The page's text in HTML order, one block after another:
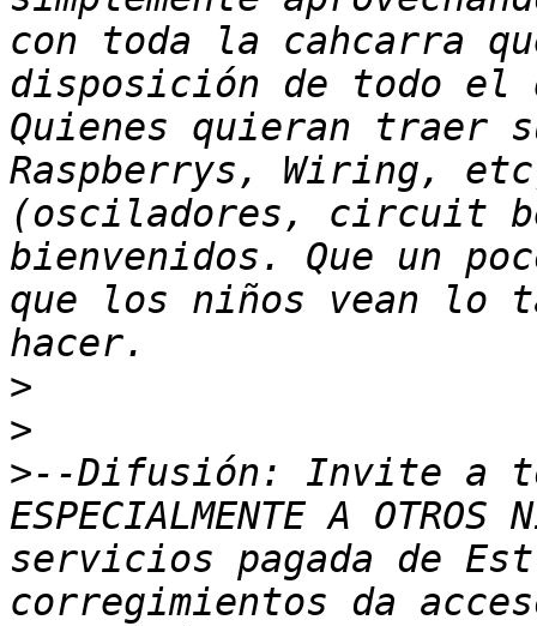
con toda la cahcarra
disposición de todo
Quienes quieran traer
Raspberrys, Wiring,
(osciladores, circuit
bienvenidos. Que un
que los niños vean lo
>
>
>--Difusión: Invite a
ESPECIALMENTE A
servicios pagada de
corregimientos da